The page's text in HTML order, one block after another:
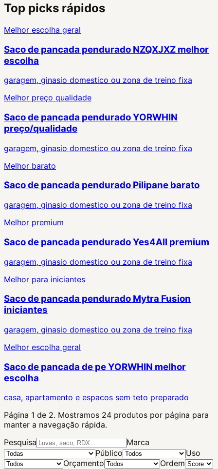
Top picks rápidos
Melhor escolha geral
Saco de pancada pendurado NZQXJXZ melhor
escolha
garagem, ginasio domestico ou zona de treino fixa
Melhor preço qualidade
Saco de pancada pendurado YORWHIN
preço/qualidade
garagem, ginasio domestico ou zona de treino fixa
Melhor barato
Saco de pancada pendurado Pilipane barato
garagem, ginasio domestico ou zona de treino fixa
Melhor premium
Saco de pancada pendurado Yes4All premium
garagem, ginasio domestico ou zona de treino fixa
Melhor para iniciantes
Saco de pancada pendurado Mytra Fusion
iniciantes
garagem, ginasio domestico ou zona de treino fixa
Melhor escolha geral
Saco de pancada de pe YORWHIN melhor
escolha
casa, apartamento e espacos sem teto preparado
Página 1 de 2. Mostramos 24 produtos por página para
manter a navegação rápida.
Pesquisa
Marca
Público
Uso
Orçamento
Ordem